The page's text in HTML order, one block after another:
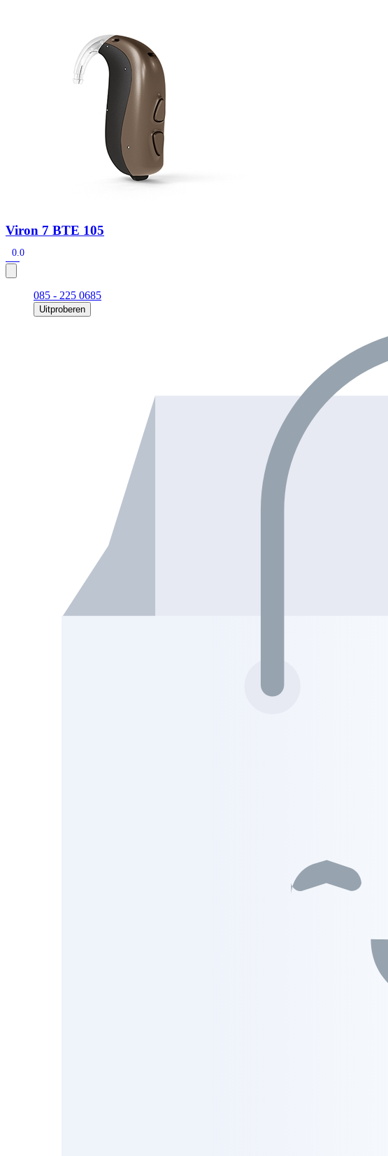
Signia hoortoestellen
Signia Pure BCT IX
Hoortoestelbatterijen
Widex filters Filters
Signia Active Mini IX - Oplaadbaar
De Signia Active Mini IX is het nieuwste hoortoestel van Signia.
Viron 7 BTE 105
0.0
085 - 225 0685
Uitproberen